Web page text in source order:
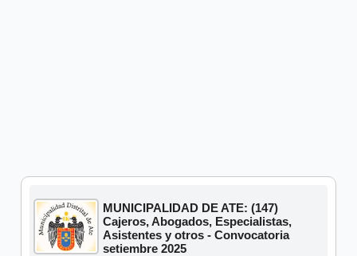
MUNICIPALIDAD DE ATE: (147)
Cajeros, Abogados, Especialistas,
Asistentes y otros - Convocatoria
setiembre 2025